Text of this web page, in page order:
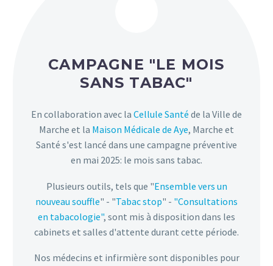
CAMPAGNE "LE MOIS
SANS TABAC"
En collaboration avec la Cellule Santé de la Ville de
Marche et la Maison Médicale de Aye, Marche et
Santé s'est lancé dans une campagne préventive
en mai 2025: le mois sans tabac.
Plusieurs outils, tels que "Ensemble vers un
nouveau souffle" - "Tabac stop" - "Consultations
en tabacologie", sont mis à disposition dans les
cabinets et salles d'attente durant cette période.
Nos médecins et infirmière sont disponibles pour